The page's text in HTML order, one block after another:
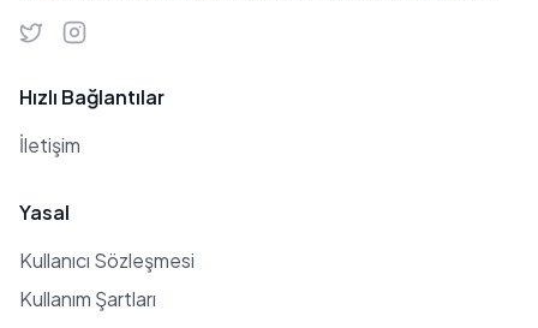
Hızlı Bağlantılar
İletişim
Yasal
Kullanıcı Sözleşmesi
Kullanım Şartları